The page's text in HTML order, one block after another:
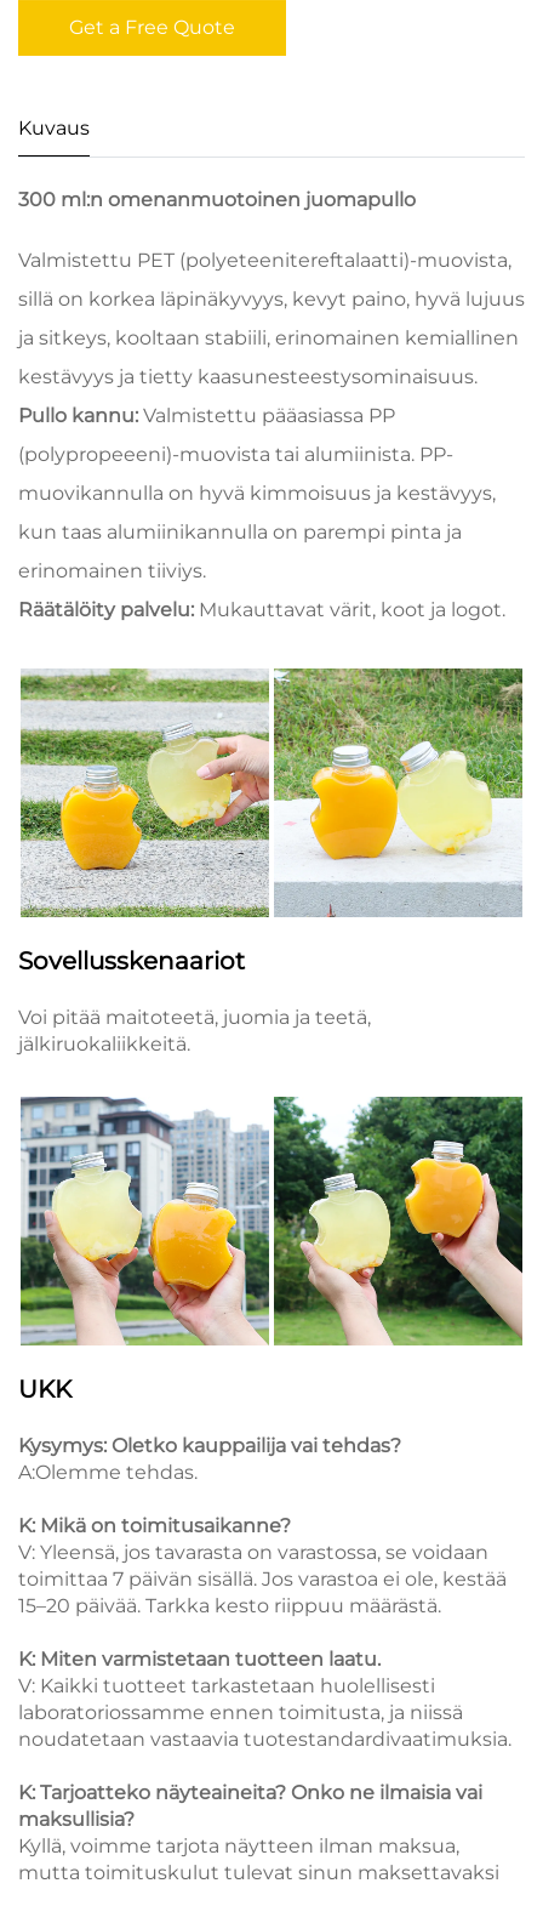
Get a Free Quote
Kuvaus
300 ml:n omenanmuotoinen juomapullo
Valmistettu PET (polyeteenitereftalaatti)-muovista,
sillä on korkea läpinäkyvyys, kevyt paino, hyvä lujuus
ja sitkeys, kooltaan stabiili, erinomainen kemiallinen
kestävyys ja tietty kaasunesteestysominaisuus.
Pullo kannu: Valmistettu pääasiassa PP
(polypropeeeni)-muovista tai alumiinista. PP-
muovikannulla on hyvä kimmoisuus ja kestävyys,
kun taas alumiinikannulla on parempi pinta ja
erinomainen tiiviys.
Räätälöity palvelu: Mukauttavat värit, koot ja logot.
Sovellusskenaariot
Voi pitää maitoteetä, juomia ja teetä,
jälkiruokaliikkeitä.
UKK
Kysymys: Oletko kauppailija vai tehdas?
A:Olemme tehdas.
K: Mikä on toimitusaikanne?
V: Yleensä, jos tavarasta on varastossa, se voidaan
toimittaa 7 päivän sisällä. Jos varastoa ei ole, kestää
15–20 päivää. Tarkka kesto riippuu määrästä.
K: Miten varmistetaan tuotteen laatu.
V: Kaikki tuotteet tarkastetaan huolellisesti
laboratoriossamme ennen toimitusta, ja niissä
noudatetaan vastaavia tuotestandardivaatimuksia.
K: Tarjoatteko näyteaineita? Onko ne ilmaisia vai
maksullisia?
Kyllä, voimme tarjota näytteen ilman maksua,
mutta toimituskulut tulevat sinun maksettavaksi